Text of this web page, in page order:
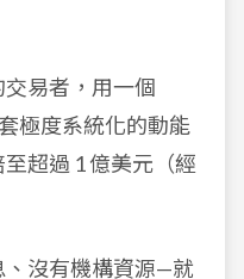
易者，用一個
極度系統化的動能
超過 1 億美元（經
沒有機構資源—就